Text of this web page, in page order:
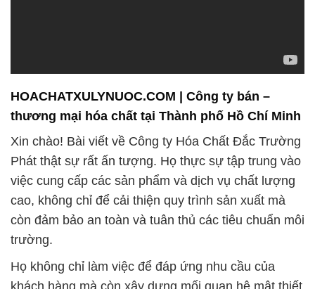
Điều đáng nể ở Công ty Hóa Chất Đắc Trường Phát
chính là cam kết của họ với sự phát triển bền vững,
không chỉ trong kinh doanh mà còn trong cộng đồng
xã hội. Cách họ thiết kế sản phẩm để cải thiện hiệu
suất và an toàn trong quy trình sản xuất cũng đáng
được ngưỡng mộ.
Tổng cộng, Công ty Hóa Chất Đắc Trường Phát là
đối tác đáng tin cậy với chất lượng hàng đầu, cam